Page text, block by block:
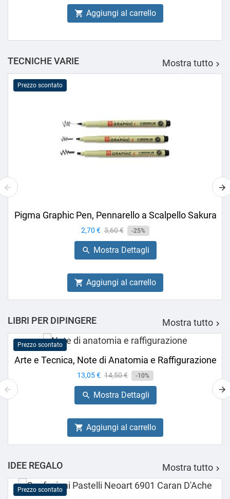
 Aggiungi al carrello
TECNICHE VARIE Mostra tutto 
Prezzo scontato
Pigma Graphic Pen, Pennarello a Scalpello Sakura
Prezzo
2,70 € Prezzo
base
3,60 € -25%
 Mostra Dettagli
 Aggiungi al carrello
LIBRI PER DIPINGERE Mostra tutto 
Prezzo scontato
Arte e Tecnica, Note di Anatomia e Raffigurazione
Prezzo
13,05 € Prezzo
base
14,50 € -10%
 Mostra Dettagli
 Aggiungi al carrello
IDEE REGALO Mostra tutto 
Prezzo scontato